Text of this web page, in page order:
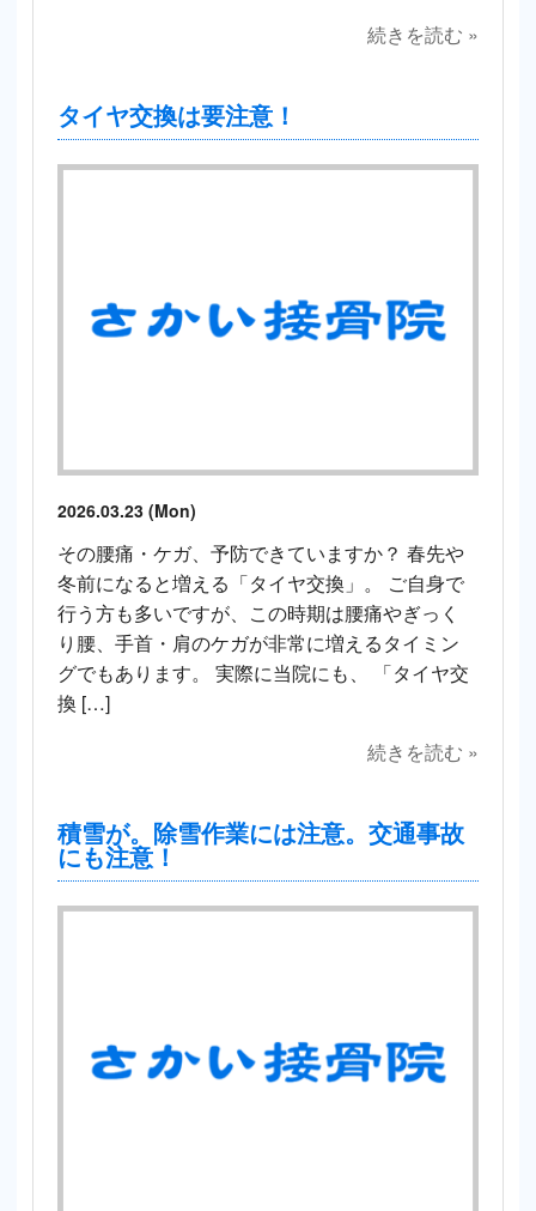
続きを読む »
タイヤ交換は要注意！
2026.03.23 (Mon)
その腰痛・ケガ、予防できていますか？ 春先や
冬前になると増える「タイヤ交換」。 ご自身で
行う方も多いですが、この時期は腰痛やぎっく
り腰、手首・肩のケガが非常に増えるタイミン
グでもあります。 実際に当院にも、 「タイヤ交
換 […]
続きを読む »
積雪が。除雪作業には注意。交通事故
にも注意！